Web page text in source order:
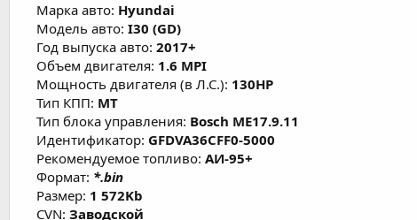
Марка авто: Hyundai
Модель авто: I30 (GD)
Год выпуска авто: 2017+
Объем двигателя: 1.6 MPI
Мощность двигателя (в Л.С.): 130HP
Тип КПП: MT
Тип блока управления: Bosch ME17.9.11
Идентификатор: GFDVA36CFF0-5000
Рекомендуемое топливо: АИ-95+
Формат: *.bin
Размер: 1 572Kb
CVN: Заводской